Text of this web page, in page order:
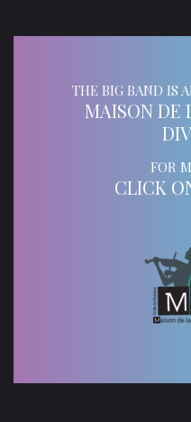
THE BIG BAND IS
MAISON DE
FOR
CLICK